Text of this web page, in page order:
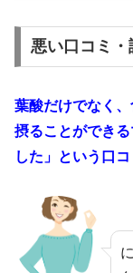
悪い口コミ・
葉酸だけでなく
摂ることができ
した 」という口